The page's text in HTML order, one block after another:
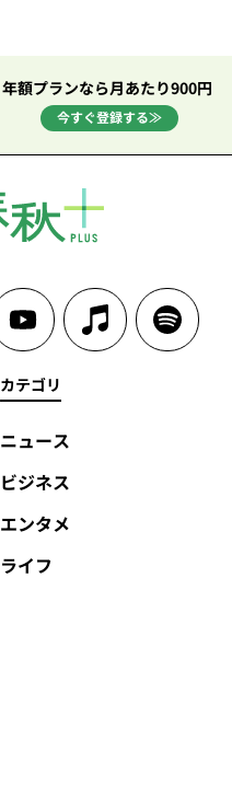
年額プランなら月あたり900円
今すぐ登録する≫
カテゴリ
ニュース
ビジネス
エンタメ
ライフ